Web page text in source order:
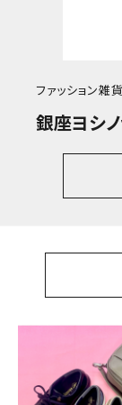
ファッション雑貨
銀座ヨシ